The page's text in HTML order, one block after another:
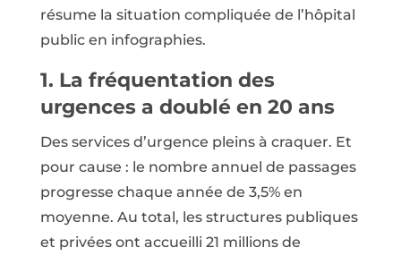
résume la situation compliquée de l’hôpital
public en infographies.
1. La fréquentation des
urgences a doublé en 20 ans
Des services d’urgence pleins à craquer. Et
pour cause : le nombre annuel de passages
progresse chaque année de 3,5% en
moyenne. Au total, les structures publiques
et privées ont accueilli 21 millions de